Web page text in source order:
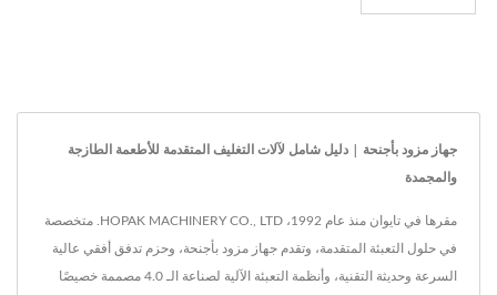
جهاز مزود بأجنحة | دليل شامل لآلات التغليف المتقدمة للأطعمة الطازجة
والمجمدة
مقرها في تايوان منذ عام 1992، HOPAK MACHINERY CO., LTD. متخصصة
في حلول التعبئة المتقدمة، وتقدم جهاز مزود بأجنحة، وحزم تدفق أفقي عالية
السرعة وحديثة التقنية، وأنظمة التعبئة الآلية لصناعة الـ 4.0 مصممة خصيصًا